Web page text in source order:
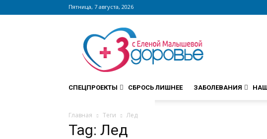
Пятница, 7 августа, 2026
Сайт
zdorovieinfo.ru
крупнейший
медицинский
интернет-
СПЕЦПРОЕКТЫ СБРОСЬ ЛИШНЕЕ ЗАБОЛЕВАНИЯ
Главная Теги Лед
Tag: Лед